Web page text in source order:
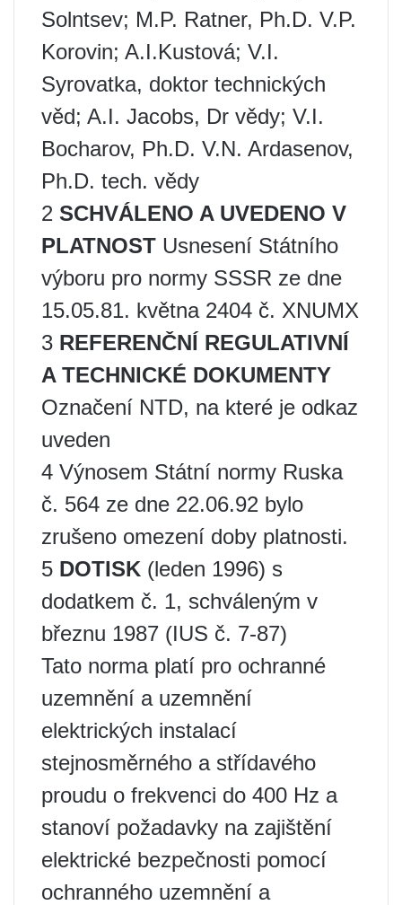
Solntsev; M.P. Ratner, Ph.D. V.P.
Korovin; A.I.Kustová; V.I.
Syrovatka, doktor technických
věd; A.I. Jacobs, Dr vědy; V.I.
Bocharov, Ph.D. V.N. Ardasenov,
Ph.D. tech. vědy
2 SCHVÁLENO A UVEDENO V
PLATNOST Usnesení Státního
výboru pro normy SSSR ze dne
15.05.81. května 2404 č. XNUMX
3 REFERENČNÍ REGULATIVNÍ
A TECHNICKÉ DOKUMENTY
Označení NTD, na které je odkaz
uveden
4 Výnosem Státní normy Ruska
č. 564 ze dne 22.06.92 bylo
zrušeno omezení doby platnosti.
5 DOTISK (leden 1996) s
dodatkem č. 1, schváleným v
březnu 1987 (IUS č. 7-87)
Tato norma platí pro ochranné
uzemnění a uzemnění
elektrických instalací
stejnosměrného a střídavého
proudu o frekvenci do 400 Hz a
stanoví požadavky na zajištění
elektrické bezpečnosti pomocí
ochranného uzemnění a